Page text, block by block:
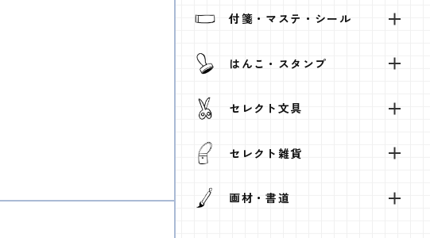
付箋・マステ・シール
はんこ・スタンプ
セレクト文具
セレクト雑貨
画材・書道